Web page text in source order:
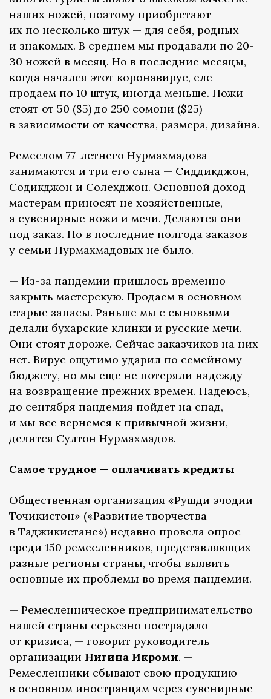
наших ножей, поэтому приобретают
их по несколько штук — для себя, родных
и знакомых. В среднем мы продавали по 20-
30 ножей в месяц. Но в последние месяцы,
когда начался этот коронавирус, еле
продаем по 10 штук, иногда меньше. Ножи
стоят от 50 ($5) до 250 сомони ($25)
в зависимости от качества, размера, дизайна.
Ремеслом 77-летнего Нурмахмадова
занимаются и три его сына — Сиддикджон,
Содикджон и Солехджон. Основной доход
мастерам приносят не хозяйственные,
а сувенирные ножи и мечи. Делаются они
под заказ. Но в последние полгода заказов
у семьи Нурмахмадовых не было.
— Из-за пандемии пришлось временно
закрыть мастерскую. Продаем в основном
старые запасы. Раньше мы с сыновьями
делали бухарские клинки и русские мечи.
Они стоят дороже. Сейчас заказчиков на них
нет. Вирус ощутимо ударил по семейному
бюджету, но мы еще не потеряли надежду
на возвращение прежних времен. Надеюсь,
до сентября пандемия пойдет на спад,
и мы все вернемся к привычной жизни, —
делится Султон Нурмахмадов.
Самое трудное — оплачивать кредиты
Общественная организация «Рушди эчодии
Точикистон» («Развитие творчества
в Таджикистане») недавно провела опрос
среди 150 ремесленников, представляющих
разные регионы страны, чтобы выявить
основные их проблемы во время пандемии.
— Ремесленническое предпринимательство
нашей страны серьезно пострадало
от кризиса, — говорит руководитель
организации Нигина Икроми. —
Ремесленники сбывают свою продукцию
в основном иностранцам через сувенирные